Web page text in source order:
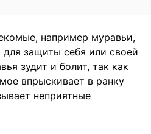
например муравьи,
защиты себя или своей
зудит и болит, так как
впрыскивает в ранку
неприятные